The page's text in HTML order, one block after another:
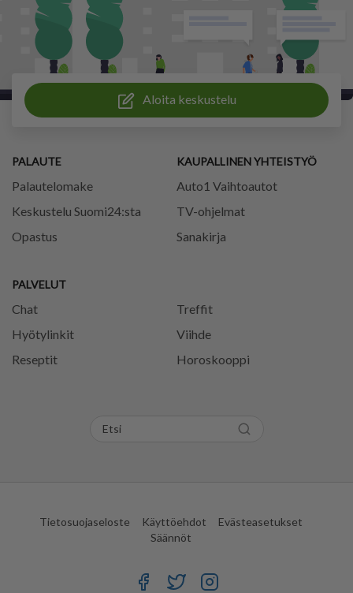
Aloita keskustelu
PALAUTE
Palautelomake
Keskustelu Suomi24:sta
Opastus
PALVELUT
Chat
Treffit
Hyötylinkit
Viihde
Reseptit
Horoskooppi
KAUPALLINEN YHTEISTYÖ
Auto1 Vaihtoautot
TV-ohjelmat
Sanakirja
Tietosuojaseloste Käyttöehdot
Evästeasetukset
Säännöt